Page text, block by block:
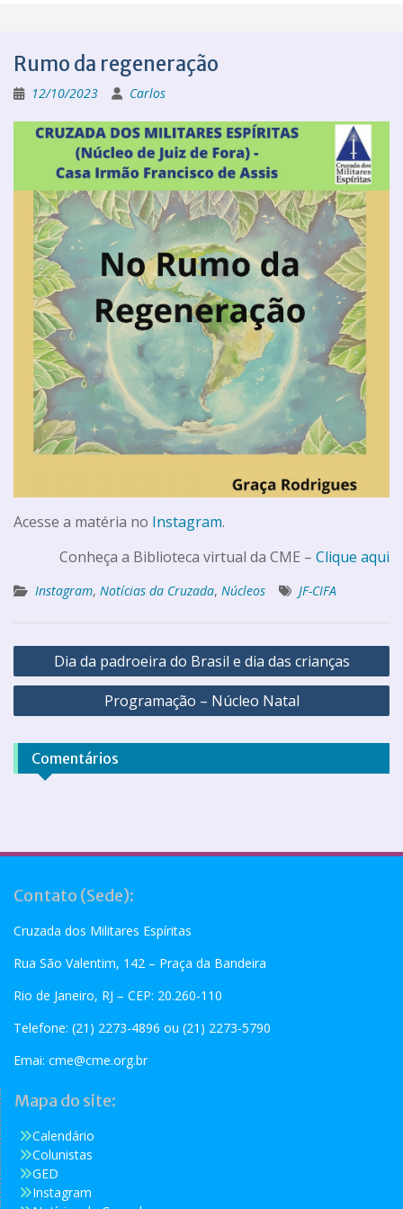
Rumo da regeneração
12/10/2023 Carlos
Acesse a matéria no Instagram.
Conheça a Biblioteca virtual da CME – Clique aqui
Instagram, Notícias da Cruzada, Núcleos JF-CIFA
Dia da padroeira do Brasil e dia das crianças
Programação – Núcleo Natal
Comentários
Contato (Sede):
Cruzada dos Militares Espíritas
Rua São Valentim, 142 – Praça da Bandeira
Rio de Janeiro, RJ – CEP: 20.260-110
Telefone: (21) 2273-4896 ou (21) 2273-5790
Emai: cme@cme.org.br
Mapa do site:
Calendário
Colunistas
GED
Instagram